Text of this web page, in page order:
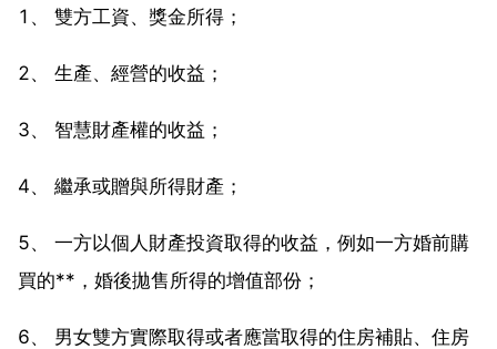
1、 雙方工資、獎金所得；
2、 生產、經營的收益；
3、 智慧財產權的收益；
4、 繼承或贈與所得財產；
5、 一方以個人財產投資取得的收益，例如一方婚前購
買的**，婚後拋售所得的增值部份；
6、 男女雙方實際取得或者應當取得的住房補貼、住房